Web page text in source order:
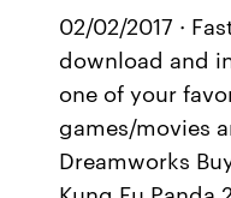
02/02/2017 ·
download and
one of your
games/movies
Dreamworks